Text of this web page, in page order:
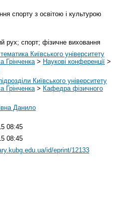
спорту з освітою і культурою
рух; спорт; фізичне виховання
Київського університету
Грінченка> Наукові конференції >
Київського університету
Грінченка> Кафедра фізичного
Данило
08:45
08:45
id/eprint/12133